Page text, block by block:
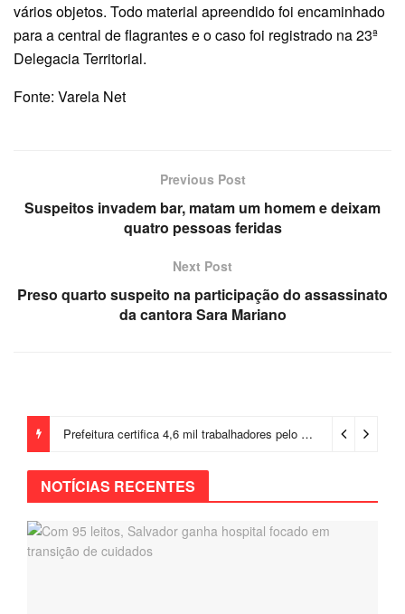
vários objetos. Todo material apreendido foi encaminhado
para a central de flagrantes e o caso foi registrado na 23ª
Delegacia Territorial.
Fonte: Varela Net
Previous Post
Suspeitos invadem bar, matam um homem e deixam
quatro pessoas feridas
Next Post
Preso quarto suspeito na participação do assassinato
da cantora Sara Mariano
Prefeitura certifica 4,6 mil trabalhadores pelo programa Treinar para Empregar e realiza Feirão de Empregabilidade
NOTÍCIAS RECENTES